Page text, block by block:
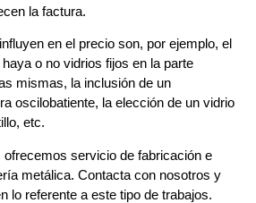
la factura.
en el precio son, por ejemplo, el
o no vidrios fijos en la parte
mismas, la inclusión de un
oscilobatiente, la elección de un vidrio
etc.
ofrecemos servicio de fabricación e
metálica. Contacta con nosotros y
lo referente a este tipo de trabajos.